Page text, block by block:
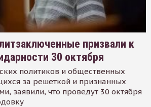
призвали к
30 октября
политиков и общественных
за решеткой и признанных
заявили, что проведут 30 октября